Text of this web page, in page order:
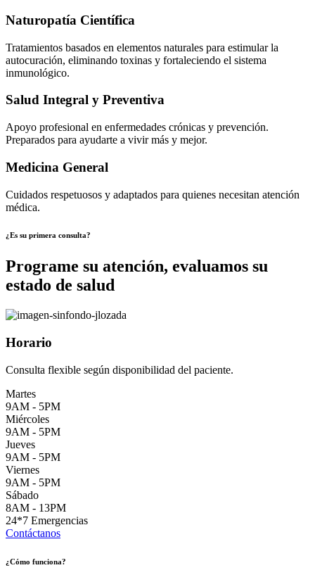
Naturopatía Científica
Tratamientos basados en elementos naturales para estimular la
autocuración, eliminando toxinas y fortaleciendo el sistema
inmunológico.
Salud Integral y Preventiva
Apoyo profesional en enfermedades crónicas y prevención.
Preparados para ayudarte a vivir más y mejor.
Medicina General
Cuidados respetuosos y adaptados para quienes necesitan atención
médica.
¿Es su primera consulta?
Programe su atención, evaluamos su
estado de salud
Horario
Consulta flexible según disponibilidad del paciente.
Martes
9AM - 5PM
Miércoles
9AM - 5PM
Jueves
9AM - 5PM
Viernes
9AM - 5PM
Sábado
8AM - 13PM
24*7 Emergencias
Contáctanos
¿Cómo funciona?